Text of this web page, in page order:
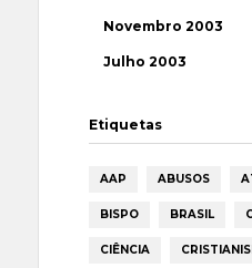
Novembro 2003
Julho 2003
Etiquetas
AAP ABUSOS
BISPO BRASIL
CIÊNCIA